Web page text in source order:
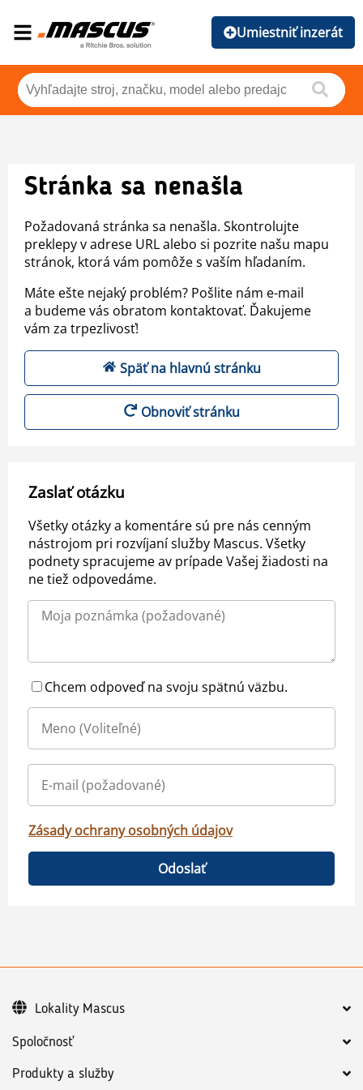
Umiestniť inzerát
Stránka sa nenašla
Požadovaná stránka sa nenašla. Skontrolujte
preklepy v adrese URL alebo si pozrite našu mapu
stránok, ktorá vám pomôže s vaším hľadaním.
Máte ešte nejaký problém? Pošlite nám e-mail
a budeme vás obratom kontaktovať. Ďakujeme
vám za trpezlivosť!
Späť na hlavnú stránku
Obnoviť stránku
Zaslať otázku
Všetky otázky a komentáre sú pre nás cenným
nástrojom pri rozvíjaní služby Mascus. Všetky
podnety spracujeme av prípade Vašej žiadosti na
ne tiež odpovedáme.
Chcem odpoveď na svoju spätnú väzbu.
Zásady ochrany osobných údajov
Odoslať
Spoločnosť
Produkty a služby
Lokality Mascus